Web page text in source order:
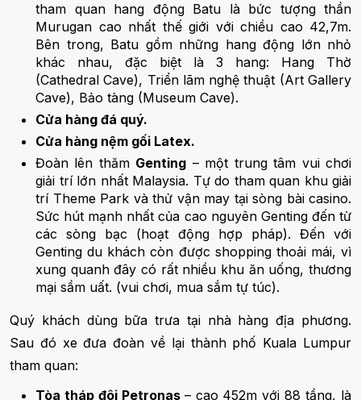
tham quan hang động Batu là bức tượng thần
Murugan cao nhất thế giới với chiều cao 42,7m.
Bên trong, Batu gồm những hang động lớn nhỏ
khác nhau, đặc biệt là 3 hang: Hang Thờ
(Cathedral Cave), Triển lãm nghệ thuật (Art Gallery
Cave), Bảo tàng (Museum Cave).
Cửa hàng đá quý.
Cửa hàng nệm gối Latex.
Đoàn lên thăm Genting – một trung tâm vui chơi
giải trí lớn nhất Malaysia. Tự do tham quan khu giải
trí Theme Park và thử vận may tại sòng bài casino.
Sức hút mạnh nhất của cao nguyên Genting đến từ
các sòng bạc (hoạt động hợp pháp). Đến với
Genting du khách còn được shopping thoải mái, vì
xung quanh đây có rất nhiều khu ăn uống, thương
mại sầm uất. (vui chơi, mua sắm tự túc).
Quý khách dùng bữa trưa tại nhà hàng địa phương.
Sau đó xe đưa đoàn về lại thành phố Kuala Lumpur
tham quan:
Tòa tháp đôi Petronas – cao 452m với 88 tầng, là